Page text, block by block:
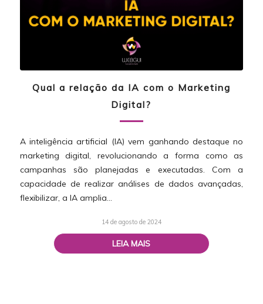
Qual a relação da IA com o Marketing
Digital?
A inteligência artificial (IA) vem ganhando destaque no
marketing digital, revolucionando a forma como as
campanhas são planejadas e executadas. Com a
capacidade de realizar análises de dados avançadas,
flexibilizar, a IA amplia…
LEIA MAIS
14 de agosto de 2024